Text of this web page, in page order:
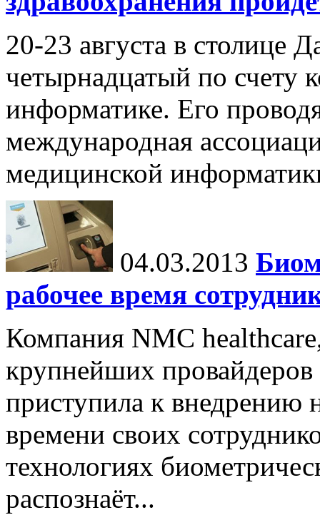
20-23 августа в столице
четырнадцатый по счету
информатике. Его
международная
медицинской
04.03.2013
рабочее время
Компания NMC
крупнейших
приступила к внедрению
времени своих
технологиях
распознаёт...